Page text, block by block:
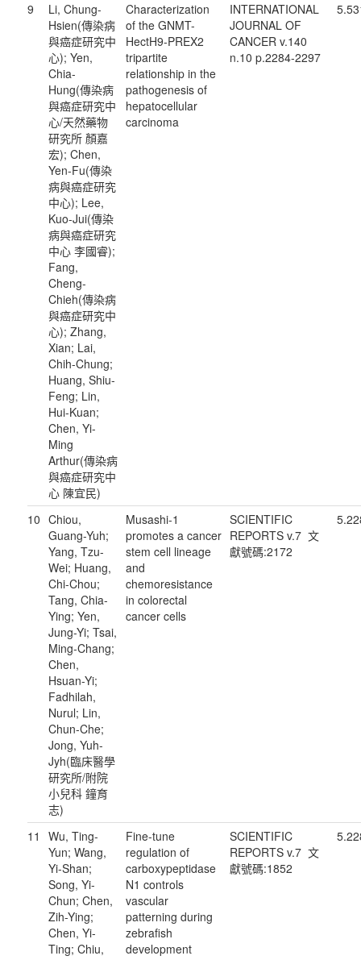
9
Li, Chung-
Hsien(傳染病
與癌症研究中
心); Yen,
Chia-
Hung(傳染病
與癌症研究中
心/天然藥物
研究所 顏嘉
宏); Chen,
Yen-Fu(傳染
病與癌症研究
中心); Lee,
Kuo-Jui(傳染
病與癌症研究
中心 李國睿);
Fang,
Cheng-
Chieh(傳染病
與癌症研究中
心); Zhang,
Xian; Lai,
Chih-Chung;
Huang, Shiu-
Feng; Lin,
Hui-Kuan;
Chen, Yi-
Ming
Arthur(傳染病
與癌症研究中
心 陳宜民)
Characterization
of the GNMT-
HectH9-PREX2
tripartite
relationship in the
pathogenesis of
hepatocellular
carcinoma
INTERNATIONAL
JOURNAL OF
CANCER v.140
n.10 p.2284-2297
10 Chiou,
Guang-Yuh;
Yang, Tzu-
Wei; Huang,
Chi-Chou;
Tang, Chia-
Ying; Yen,
Jung-Yi; Tsai,
Ming-Chang;
Chen,
Hsuan-Yi;
Fadhilah,
Nurul; Lin,
Chun-Che;
Jong, Yuh-
Jyh(臨床醫學
研究所/附院
小兒科 鐘育
志)
Musashi-1
promotes a cancer
stem cell lineage
and
chemoresistance
in colorectal
cancer cells
SCIENTIFIC
REPORTS v.7 文
獻號碼:2172
11
Wu, Ting-
Yun; Wang,
Yi-Shan;
Song, Yi-
Chun; Chen,
Zih-Ying;
Chen, Yi-
Ting; Chiu,
Fine-tune
regulation of
carboxypeptidase
N1 controls
vascular
patterning during
zebrafish
development
SCIENTIFIC
REPORTS v.7 文
獻號碼:1852